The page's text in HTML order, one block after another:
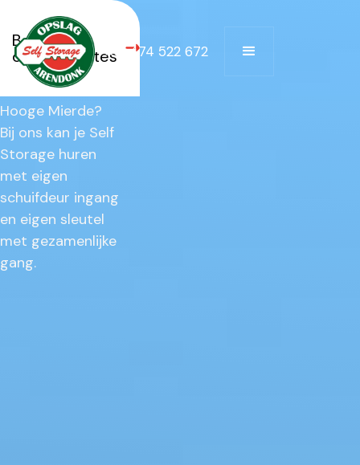
+32 474 522 672
Op zoek naar Self
Storage te huur
in de buurt van
Hooge Mierde?‎
‍Bij ons kan je Self
Storage huren
met eigen
schuifdeur ingang
en eigen sleutel
met gezamenlijke
gang.
Bekijk alle
opslagruimtes